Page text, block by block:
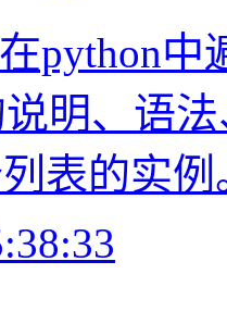
python中
明、语
表的实